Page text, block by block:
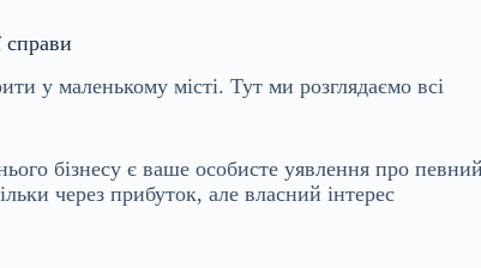
справи
у маленькому місті. Тут ми розглядаємо всі
бізнесу є ваше особисте уявлення про
через прибуток, але власний інтерес